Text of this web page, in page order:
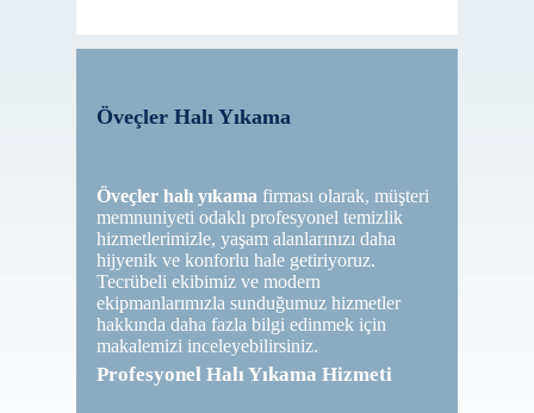
Öveçler Halı Yıkama
Öveçler halı yıkama firması olarak, müşteri
memnuniyeti odaklı profesyonel temizlik
hizmetlerimizle, yaşam alanlarınızı daha
hijyenik ve konforlu hale getiriyoruz.
Tecrübeli ekibimiz ve modern
ekipmanlarımızla sunduğumuz hizmetler
hakkında daha fazla bilgi edinmek için
makalemizi inceleyebilirsiniz.
Profesyonel Halı Yıkama Hizmeti